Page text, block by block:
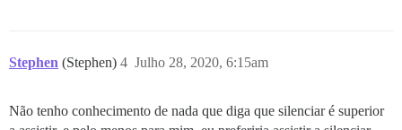
Stephen (Stephen) Julho 28, 2020, 6:15am
4
Não tenho conhecimento de nada que diga que silenciar é superior